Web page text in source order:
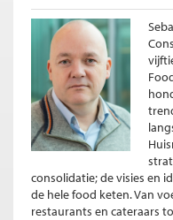
consolidatie; de visies en
de hele food keten. Van
restaurants en cateraars